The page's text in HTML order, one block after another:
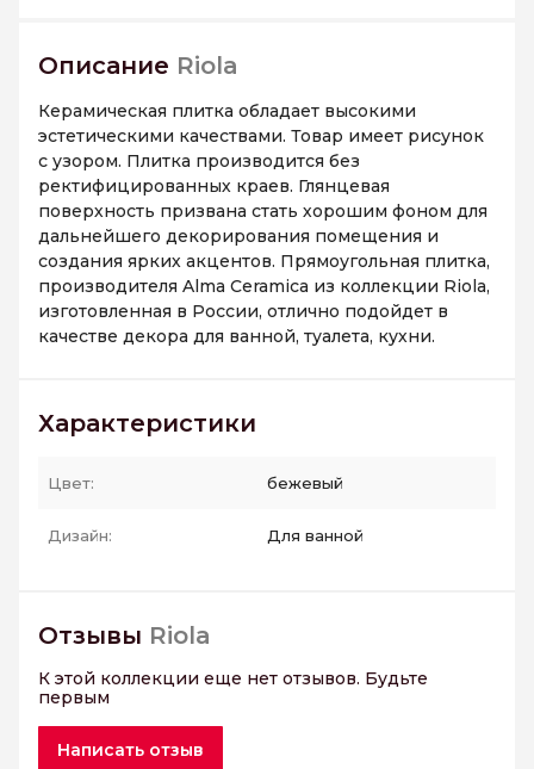
Описание Riola
Керамическая плитка обладает высокими
эстетическими качествами. Товар имеет рисунок
с узором. Плитка производится без
ректифицированных краев. Глянцевая
поверхность призвана стать хорошим фоном для
дальнейшего декорирования помещения и
создания ярких акцентов. Прямоугольная плитка,
производителя Alma Ceramica из коллекции Riola,
изготовленная в России, отлично подойдет в
качестве декора для ванной, туалета, кухни.
Характеристики
Цвет: бежевый
Дизайн: Для ванной
Отзывы Riola
К этой коллекции еще нет отзывов. Будьте
первым
Написать отзыв